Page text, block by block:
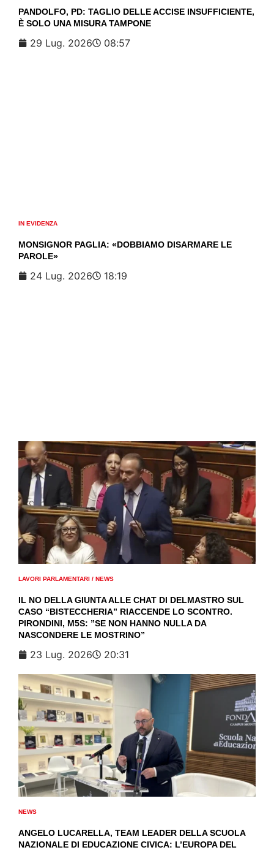
PANDOLFO, PD: TAGLIO DELLE ACCISE INSUFFICIENTE,
È SOLO UNA MISURA TAMPONE
29 Lug. 2026 08:57
IN EVIDENZA
MONSIGNOR PAGLIA: «DOBBIAMO DISARMARE LE
PAROLE»
24 Lug. 2026 18:19
LAVORI PARLAMENTARI / NEWS
IL NO DELLA GIUNTA ALLE CHAT DI DELMASTRO SUL
CASO “BISTECCHERIA” RIACCENDE LO SCONTRO.
PIRONDINI, M5S: ”SE NON HANNO NULLA DA
NASCONDERE LE MOSTRINO”
23 Lug. 2026 20:31
NEWS
ANGELO LUCARELLA, TEAM LEADER DELLA SCUOLA
NAZIONALE DI EDUCAZIONE CIVICA: L’EUROPA DEL